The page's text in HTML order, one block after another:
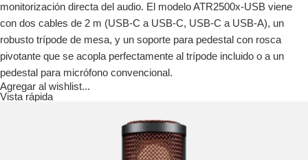
monitorización directa del audio. El modelo ATR2500x-USB viene
con dos cables de 2 m (USB-C a USB-C, USB-C a USB-A), un
robusto trípode de mesa, y un soporte para pedestal con rosca
pivotante que se acopla perfectamente al trípode incluido o a un
pedestal para micrófono convencional.
Agregar al wishlist...
Vista rápida